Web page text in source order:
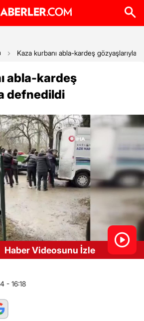
Kaza kurbanı abla-kardeş gözyaşlarıyla
abla-kardeş
defnedildi
Haber Videosunu İzle
- 16:18